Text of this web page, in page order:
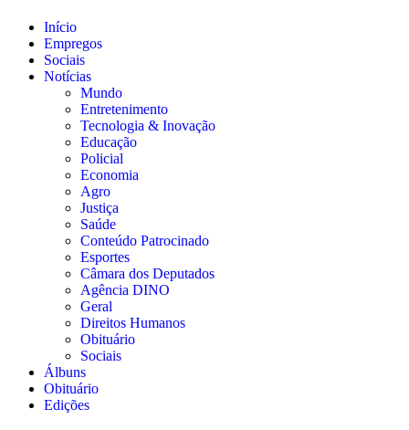
Início
Empregos
Sociais
Notícias
Mundo
Entretenimento
Tecnologia & Inovação
Educação
Policial
Economia
Agro
Justiça
Saúde
Conteúdo Patrocinado
Esportes
Câmara dos Deputados
Agência DINO
Geral
Direitos Humanos
Obituário
Sociais
Álbuns
Obituário
Edições